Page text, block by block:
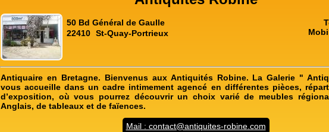
50 Bd Général de Gaulle
22410 St-Quay-Portrieux
Antiquaire en Bretagne. Bienvenus aux Antiquités Robine. La Galerie "
vous accueille dans un cadre intimement agencé en différentes pièces,
d’exposition, où vous pourrez découvrir un choix varié de meubles
Anglais, de tableaux et de faïences.
Mail : contact@antiquites-robine.com